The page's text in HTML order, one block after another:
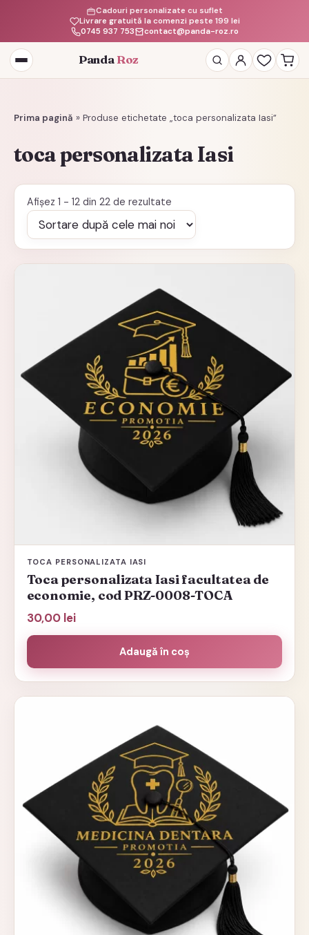
Livrare gratuită la comenzi peste 199 lei
Cadouri personalizate cu suflet
0745 937 753
contact@panda-roz.ro
Deschide
meniul
Panda Roz
Prima pagină » Produse etichetate „toca personalizata Iasi”
toca personalizata Iasi
Afișez 1 - 12 din 22 de rezultateSortat
după
cele
mai
recente
TOCA PERSONALIZATA IASI
Toca personalizata Iasi facultatea de
economie, cod PRZ-0008-TOCA
30,00 lei
Adaugă în coș